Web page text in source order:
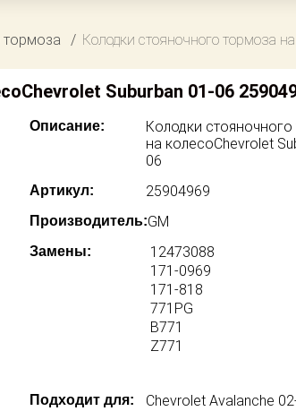
тормоза Колодки стояночного тормоза
Suburban 01-06
Описание:
Колодки
на колесоChevrolet
06
Артикул: 25904969
Производитель:GM
Замены:
12473088
171-0969
171-818
771PG
B771
Z771
Подходит для:
Chevrolet Avalanche